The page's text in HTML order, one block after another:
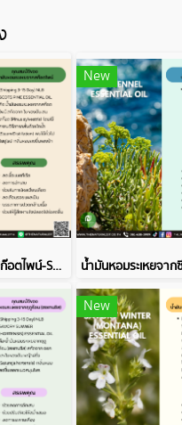
น้ำมันหอมระเหยจากสก๊อตไพน์-SCOTS PINE ESSENTIAL OIL
New
New